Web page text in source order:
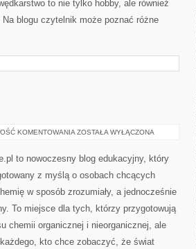
to nie tylko hobby, ale również
blogu czytelnik może poznać różne
KOMENTOWANIA INNE
ZOSTAŁA WYŁĄCZONA
to nowoczesny blog edukacyjny, który
z myślą o osobach chcących
w sposób zrozumiały, a jednocześnie
To miejsce dla tych, którzy przygotowują
chemii organicznej i nieorganicznej, ale
kto chce zobaczyć, że świat